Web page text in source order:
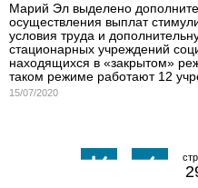
Марий Эл выделено
осуществления выплат
условия труда и
стационарных учреждений
находящихся в «закрытом»
таком режиме работают 12
15/07/2020